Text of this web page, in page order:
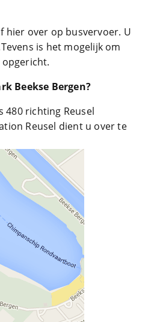
hier over op busvervoer. U
is het mogelijk om
Beekse Bergen?
480 richting Reusel
Reusel dient u over te